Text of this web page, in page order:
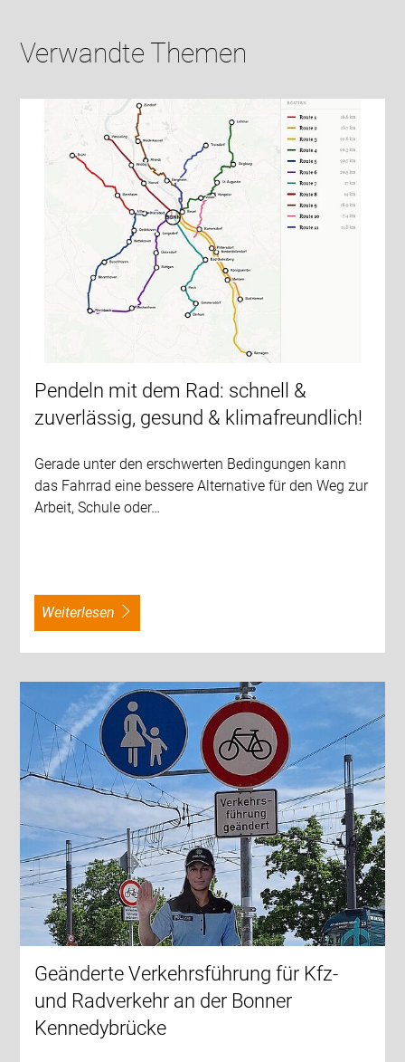
Verwandte Themen
Pendeln mit dem Rad: schnell &
zuverlässig, gesund & klimafreundlich!
Gerade unter den erschwerten Bedingungen kann
das Fahrrad eine bessere Alternative für den Weg zur
Arbeit, Schule oder…
weiterlesen
Geänderte Verkehrsführung für Kfz-
und Radverkehr an der Bonner
Kennedybrücke